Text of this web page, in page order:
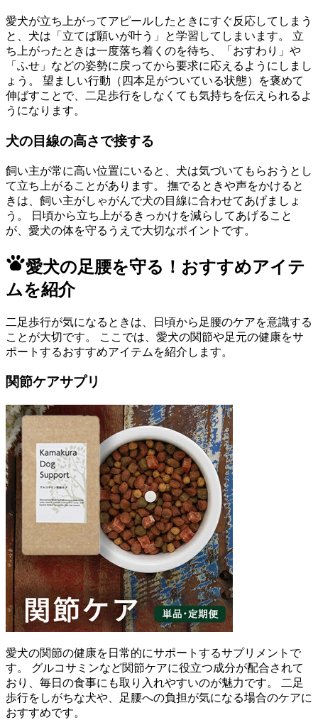
愛犬が立ち上がってアピールしたときにすぐ反応してしまう
と、犬は「立てば願いが叶う」と学習してしまいます。 立
ち上がったときは一度落ち着くのを待ち、「おすわり」や
「ふせ」などの姿勢に戻ってから要求に応えるようにしまし
ょう。 望ましい行動（四本足がついている状態）を褒めて
伸ばすことで、二足歩行をしなくても気持ちを伝えられるよ
うになります。
犬の目線の高さで接する
飼い主が常に高い位置にいると、犬は気づいてもらおうとし
て立ち上がることがあります。 撫でるときや声をかけると
きは、飼い主がしゃがんで犬の目線に合わせてあげましょ
う。 日頃から立ち上がるきっかけを減らしてあげること
が、愛犬の体を守るうえで大切なポイントです。
愛犬の足腰を守る！おすすめアイテ
ムを紹介
二足歩行が気になるときは、日頃から足腰のケアを意識する
ことが大切です。 ここでは、愛犬の関節や足元の健康をサ
ポートするおすすめアイテムを紹介します。
関節ケアサプリ
愛犬の関節の健康を日常的にサポートするサプリメントで
す。 グルコサミンなど関節ケアに役立つ成分が配合されて
おり、毎日の食事にも取り入れやすいのが魅力です。 二足
歩行をしがちな犬や、足腰への負担が気になる場合のケアに
おすすめです。